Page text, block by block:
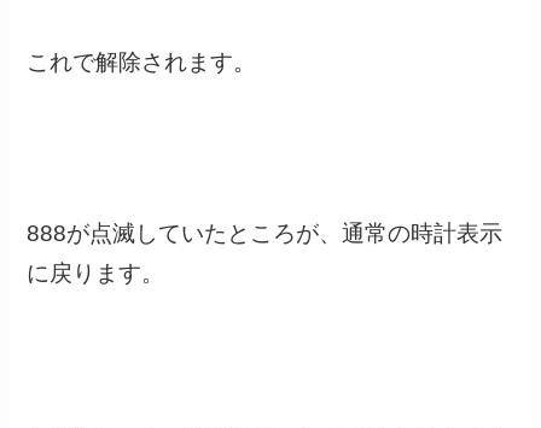
これで解除されます。
888が点滅していたところが、通常の時計表示
に戻ります。